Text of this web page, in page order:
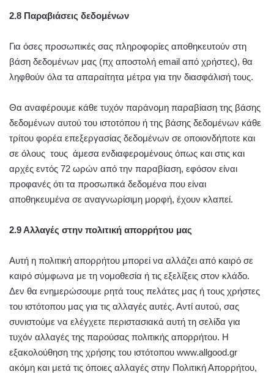
2.8 Παραβιάσεις δεδομένων
Για όσες προσωπικές σας πληροφορίες αποθηκευτούν στη
βάση δεδομένων μας (πχ αποστολή email από χρήστες), θα
ληφθούν όλα τα απαραίτητα μέτρα για την διασφάλισή τους.
Θα αναφέρουμε κάθε τυχόν παράνομη παραβίαση της βάσης
δεδομένων αυτού του ιστοτόπου ή της βάσης δεδομένων κάθε
τρίτου φορέα επεξεργασίας δεδομένων σε οποιονδήποτε και
σε όλους τους άμεσα ενδιαφερομένους όπως και στις και
αρχές εντός 72 ωρών από την παραβίαση, εφόσον είναι
προφανές ότι τα προσωπικά δεδομένα που είναι
αποθηκευμένα σε αναγνωρίσιμη μορφή, έχουν κλαπεί.
2.9 Αλλαγές στην πολιτική απορρήτου μας
Αυτή η πολιτική απορρήτου μπορεί να αλλάζει από καιρό σε
καιρό σύμφωνα με τη νομοθεσία ή τις εξελίξεις στον κλάδο.
Δεν θα ενημερώσουμε ρητά τους πελάτες μας ή τους χρήστες
του ιστότοπου μας για τις αλλαγές αυτές. Αντί αυτού, σας
συνιστούμε να ελέγχετε περιστασιακά αυτή τη σελίδα για
τυχόν αλλαγές της παρούσας πολιτικής απορρήτου. Η
εξακολούθηση της χρήσης του ιστότοπου www.allgood.gr
ακόμη και μετά τις όποιες αλλαγές στην Πολιτική Απορρήτου,